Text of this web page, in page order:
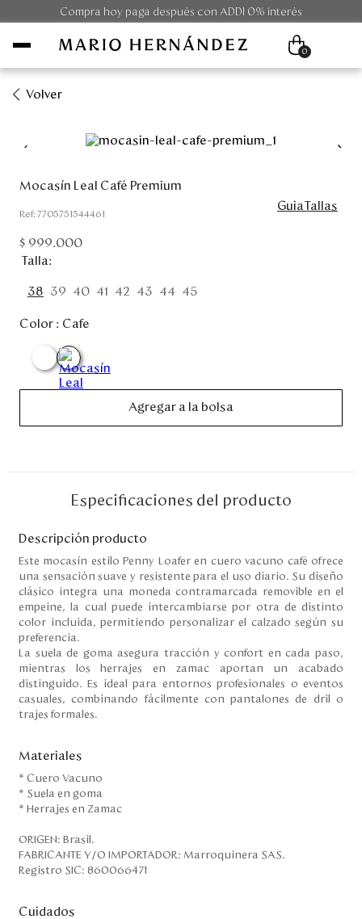
Compra hoy paga después con ADDI 0% interés
Unisex
Viaje
Colecciones
Disney
Nuestras Tiendas
Colombia
Costa Rica
Panamá
USA
Venezuela
0
Volver
Mocasín Leal Café Premium
:7705751544461
$ 999.000
GuiaTallas
Talla
38 39 40 41 42 43 44 45
Color : Cafe
Agregar a la bolsa
Especificaciones del producto
Descripción producto
Este mocasín estilo Penny Loafer en cuero vacuno café ofrece
una sensación suave y resistente para el uso diario. Su diseño
clásico integra una moneda contramarcada removible en el
empeine, la cual puede intercambiarse por otra de distinto
color incluida, permitiendo personalizar el calzado según su
preferencia.
La suela de goma asegura tracción y confort en cada paso,
mientras los herrajes en zamac aportan un acabado
distinguido. Es ideal para entornos profesionales o eventos
casuales, combinando fácilmente con pantalones de dril o
trajes formales.
Materiales
* Cuero Vacuno
* Suela en goma
* Herrajes en Zamac
ORIGEN: Brasil.
FABRICANTE Y/O IMPORTADOR: Marroquinera SAS.
Registro SIC: 860066471
Cuidados